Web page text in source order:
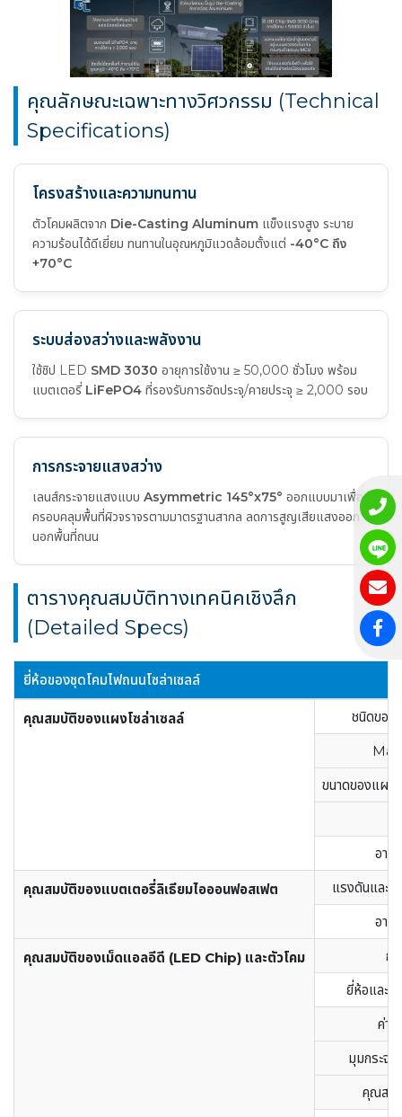
คุณลักษณะเฉพาะทางวิศวกรรม (Technical
Specifications)
โครงสร้างและความทนทาน
ตัวโคมผลิตจาก Die-Casting Aluminum แข็งแรงสูง ระบาย
ความร้อนได้ดีเยี่ยม ทนทานในอุณหภูมิแวดล้อมตั้งแต่ -40°C ถึง
+70°C
ระบบส่องสว่างและพลังงาน
ใช้ชิป LED SMD 3030 อายุการใช้งาน ≥ 50,000 ชั่วโมง พร้อม
แบตเตอรี่ LiFePO4 ที่รองรับการอัดประจุ/คายประจุ ≥ 2,000 รอบ
การกระจายแสงสว่าง
เลนส์กระจายแสงแบบ Asymmetric 145°x75° ออกแบบมาเพื่อ
ครอบคลุมพื้นที่ผิวจราจรตามมาตรฐานสากล ลดการสูญเสียแสงออก
นอกพื้นที่ถนน
ตารางคุณสมบัติทางเทคนิคเชิงลึก
(Detailed Specs)
ยี่ห้อของชุดโคมไฟถนนโซล่าเซลล์
คุณสมบัติของแผงโซล่าเซลล์
ชนิดของ
ขนาดของแผง
อายุ
คุณสมบัติของแบตเตอรี่ลิเธียมไอออนฟอสเฟต
แรงดันและข
อายุ
คุณสมบัติของเม็ดแอลอีดี (LED Chip) และตัวโคม
ก
ยี่ห้อและข
ค่าค
มุมกระจา
คุณสม